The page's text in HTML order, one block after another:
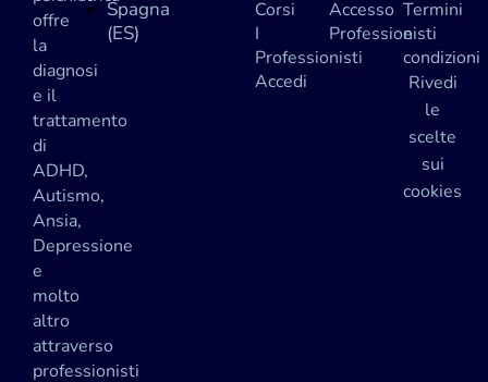
offre
la
diagnosi
e il
trattamento
di
ADHD,
Autismo,
Ansia,
Depressione
e
molto
altro
attraverso
professionisti
Spagna
(ES)
Corsi
I
Professionisti
Accedi
Accesso
Professionisti
Termini
e
condizioni
Rivedi
le
scelte
sui
cookies